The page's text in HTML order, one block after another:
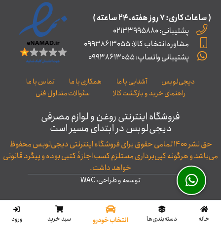
( ساعات کاری: ۷ روز ﻫﻔﺘﻪ، ۲۴ ﺳﺎﻋﺘﻪ )
پشتیبانی: 02133995880
مشاوره انتخاب کالا: 09938613055
پشتیبانی واتساپ: 09938613055
دیجی‌لوبس آشنایی با ما همکاری با ما
تماس با ما
راهنمای خرید و بازگشت کالا
سئوالات متداول فنی
فروشگاه اینترنتی روغن و لوازم مصرفی
دیجی‌لوبس در ابتدای مسیر است
حق نشر ۱۴۰۰ تمامی حقوق برای فروشگاه اینترنتی دیجی‌لوبس محفوظ
می‌باشد و هرگونه کپی‌برداری مستلزم کسب اجازۀ کتبی بوده و پیگرد قانونی
خواهد داشت.
توسعه و طراحی: WAC
خانه ‌دسته‌بندی‌ها انتخاب خودرو سبد خرید ورود